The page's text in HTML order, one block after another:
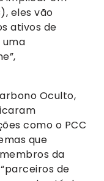
eles vão
ativos de
Oculto,
como o PCC
que
da
de